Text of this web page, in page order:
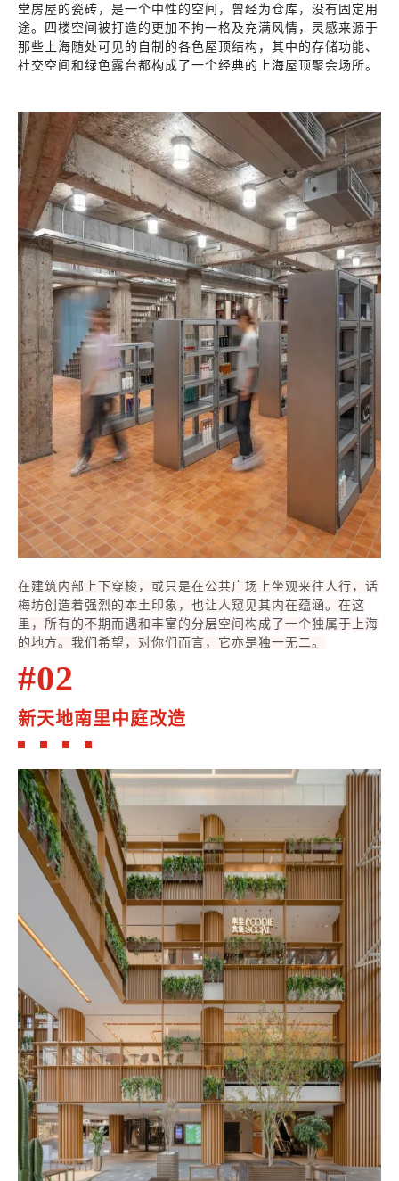
堂房屋的瓷砖，是一个中性的空间，曾经为仓库，没有固定用
途。四楼空间被打造的更加不拘一格及充满风情，灵感来源于
那些上海随处可见的自制的各色屋顶结构，其中的存储功能、
社交空间和绿色露台都构成了一个经典的上海屋顶聚会场所。
在建筑内部上下穿梭，或只是在公共广场上坐观来往人行，话
梅坊创造着强烈的本土印象，也让人窥见其内在蕴涵。在这
里，所有的不期而遇和丰富的分层空间构成了一个独属于上海
的地方。我们希望，对你们而言，它亦是独一无二。
#02
新天地南里中庭改造